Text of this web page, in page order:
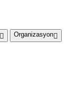
Organizasyon